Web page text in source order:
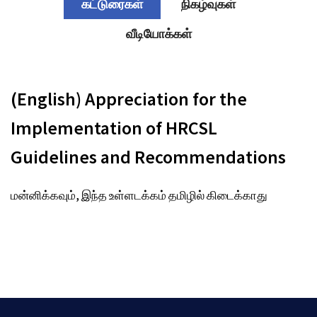
கட்டுரைகள்
நிகழ்வுகள்
வீடியோக்கள்
(English) Appreciation for the
Implementation of HRCSL
Guidelines and Recommendations
மன்னிக்கவும், இந்த உள்ளடக்கம் தமிழில் கிடைக்காது